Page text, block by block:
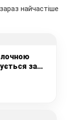
найчастіше
за